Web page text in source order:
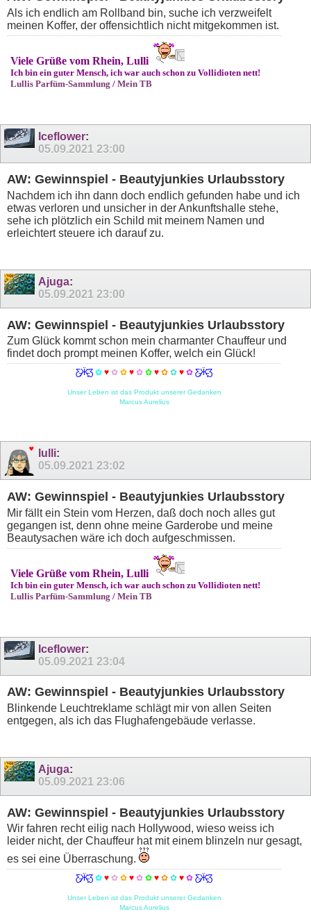
Als ich endlich am Rollband bin, suche ich verzweifelt
meinen Koffer, der offensichtlich nicht mitgekommen ist.
Viele Grüße vom Rhein, Lulli
Ich bin ein guter Mensch, ich war auch schon zu Vollidioten nett!
Lullis Parfüm-Sammlung / Mein TB
Iceflower:
05.09.2021 23:00
AW: Gewinnspiel - Beautyjunkies Urlaubsstory
Nachdem ich ihn dann doch endlich gefunden habe und ich
etwas verloren und unsicher in der Ankunftshalle stehe,
sehe ich plötzlich ein Schild mit meinem Namen und
erleichtert steuere ich darauf zu.
Ajuga:
05.09.2021 23:00
AW: Gewinnspiel - Beautyjunkies Urlaubsstory
Zum Glück kommt schon mein charmanter Chauffeur und
findet doch prompt meinen Koffer, welch ein Glück!
Ƹ̵̡Ӝ̵̨̄Ʒ ✿♥✿ ✿ ♥✿✿♥✿✿♥✿Ƹ̵̡Ӝ̵̨̄Ʒ
Unser Leben ist das Produkt unserer Gedanken
Marcus Aurelius
lulli:
05.09.2021 23:02
AW: Gewinnspiel - Beautyjunkies Urlaubsstory
Mir fällt ein Stein vom Herzen, daß doch noch alles gut
gegangen ist, denn ohne meine Garderobe und meine
Beautysachen wäre ich doch aufgeschmissen.
Viele Grüße vom Rhein, Lulli
Ich bin ein guter Mensch, ich war auch schon zu Vollidioten nett!
Lullis Parfüm-Sammlung / Mein TB
Iceflower:
05.09.2021 23:04
AW: Gewinnspiel - Beautyjunkies Urlaubsstory
Blinkende Leuchtreklame schlägt mir von allen Seiten
entgegen, als ich das Flughafengebäude verlasse.
Ajuga:
05.09.2021 23:06
AW: Gewinnspiel - Beautyjunkies Urlaubsstory
Wir fahren recht eilig nach Hollywood, wieso weiss ich
leider nicht, der Chauffeur hat mit einem blinzeln nur gesagt,
es sei eine Überraschung.
Ƹ̵̡Ӝ̵̨̄Ʒ ✿♥✿ ✿ ♥✿✿♥✿✿♥✿Ƹ̵̡Ӝ̵̨̄Ʒ
Unser Leben ist das Produkt unserer Gedanken
Marcus Aurelius